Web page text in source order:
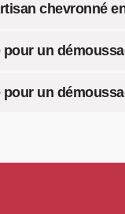
chevronné
un
un